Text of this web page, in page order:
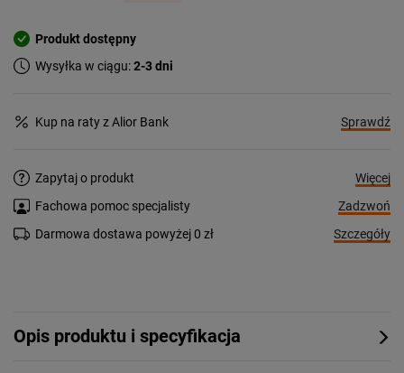
Produkt dostępny
Wysyłka w ciągu:2-3 dni
Kup na raty z Alior Bank Sprawdź
Zapytaj o produkt
Więcej
Fachowa pomoc specjalisty
Zadzwoń
Darmowa dostawa powyżej 0 zł
Szczegóły
Opis produktu i specyfikacja